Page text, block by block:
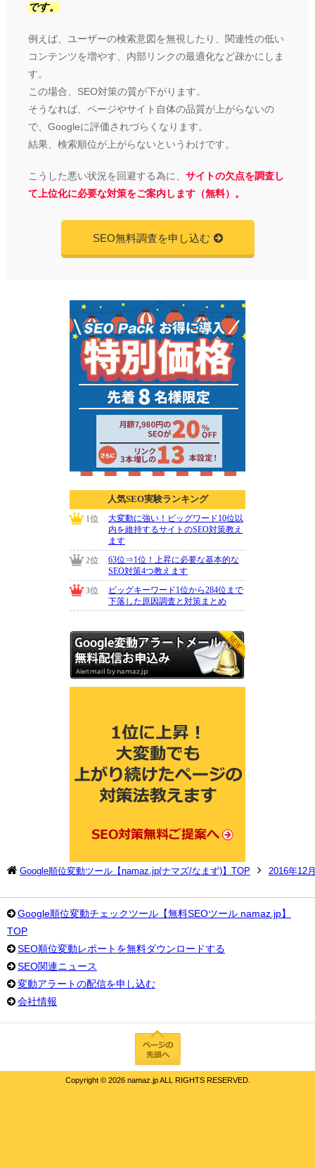
です。
例えば、ユーザーの検索意図を無視したり、関連性の低い
コンテンツを増やす、内部リンクの最適化など疎かにしま
す。
この場合、SEO対策の質が下がります。
そうなれば、ページやサイト自体の品質が上がらないの
で、Googleに評価されづらくなります。
結果、検索順位が上がらないというわけです。
こうした悪い状況を回避する為に、 サイトの欠点を調査し
て上位化に必要な対策をご案内します（無料）。
SEO無料調査を申し込む
Google順位変動ツール【namaz.jp(ナマズ/なまず)】TOP 2016年12
Google順位変動チェックツール【無料SEOツール namaz.jp】
TOP
SEO順位変動レポートを無料ダウンロードする
SEO関連ニュース
変動アラートの配信を申し込む
会社情報
Copyright © 2026 namaz.jp ALL RIGHTS RESERVED.